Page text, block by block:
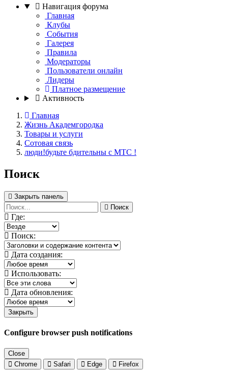
Навигация форума
Главная
Клубы
События
Галерея
Правила
Модераторы
Пользователи онлайн
Лидеры
Платное размещение
Активность
Главная
Жизнь Академгородка
Товары и услуги
Сотовая связь
люди!будьте бдительны с МТС !
Поиск
Закрыть панель
Поиск
Где:
Поиск:
Дата создания:
Использовать:
Дата обновления:
Закрыть
Configure browser push notifications
Close
Chrome
Safari Edge Firefox